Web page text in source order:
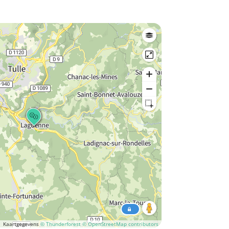
Kaartgegevens © Thunderforest © OpenStreetMap contributors